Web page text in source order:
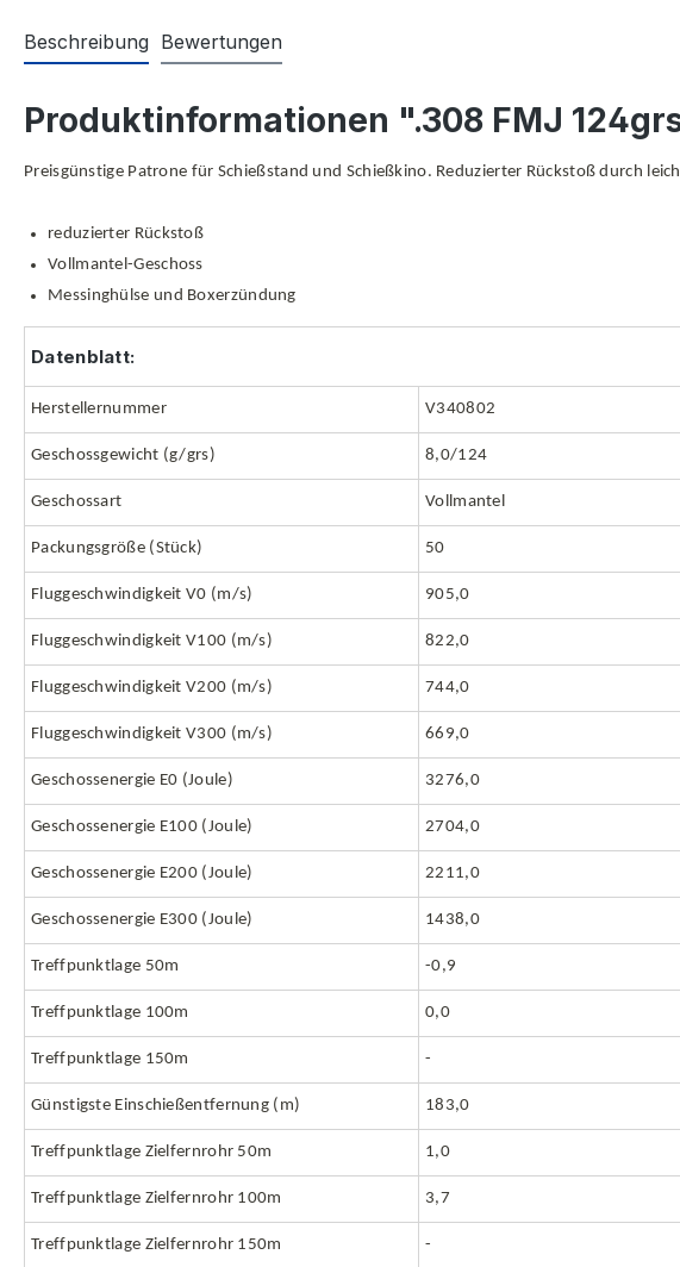
Beschreibung Bewertungen
Produktinformationen ".308 FMJ
Preisgünstige Patrone für Schießstand und Schießkino. Reduzierter Rückstoß durch
reduzierter Rückstoß
Vollmantel-Geschoss
Messinghülse und Boxerzündung
Datenblatt:
Herstellernummer V340802
Geschossgewicht (g/grs) 8,0/124
Geschossart Vollmantel
Packungsgröße (Stück) 50
Fluggeschwindigkeit V0 (m/s) 905,0
Fluggeschwindigkeit V100 (m/s) 822,0
Fluggeschwindigkeit V200 (m/s) 744,0
Fluggeschwindigkeit V300 (m/s) 669,0
Geschossenergie E0 (Joule) 3276,0
Geschossenergie E100 (Joule) 2704,0
Geschossenergie E200 (Joule) 2211,0
Geschossenergie E300 (Joule) 1438,0
Treffpunktlage 50m -0,9
Treffpunktlage 100m 0,0
Treffpunktlage 150m -
Günstigste Einschießentfernung (m) 183,0
Treffpunktlage Zielfernrohr 50m 1,0
Treffpunktlage Zielfernrohr 100m 3,7
Treffpunktlage Zielfernrohr 150m -